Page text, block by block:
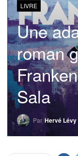
LIVRE
Une
roman
Sala
Par Hervé Lévy